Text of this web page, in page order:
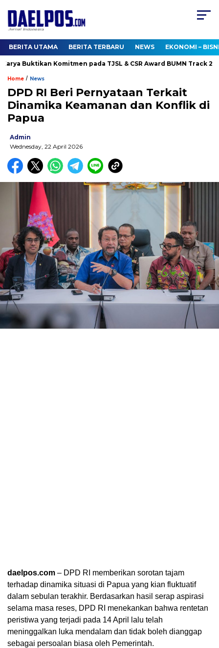
BERITA UTAMA BERITA TERBARU NEWS EKONOMI –
Buktikan Komitmen pada TJSL & CSR Award BUMN Track 2026
Home / News
DPD RI Beri Pernyataan Terkait
Dinamika Keamanan dan Konflik di
Papua
Admin
Wednesday, 22 April 2026
daelpos.com – DPD RI memberikan sorotan tajam
terhadap dinamika situasi di Papua yang kian fluktuatif
dalam sebulan terakhir. Berdasarkan hasil serap aspirasi
selama masa reses, DPD RI menekankan bahwa rentetan
peristiwa yang terjadi pada 14 April lalu telah
meninggalkan luka mendalam dan tidak boleh dianggap
sebagai persoalan biasa oleh Pemerintah.